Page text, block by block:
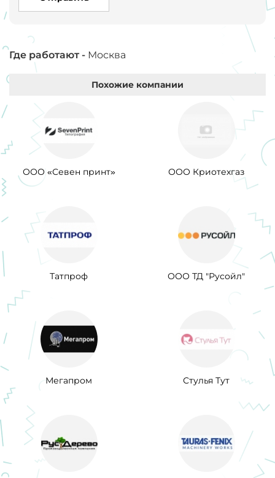
Где работают - Москва
Похожие компании
ООО «Севен принт» ООО Криотехгаз
Татпроф ООО ТД "Русойл"
Мегапром Стулья Тут